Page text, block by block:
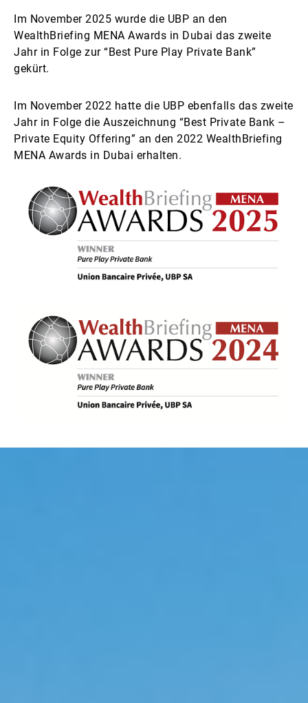
Im November 2025 wurde die UBP an den
WealthBriefing MENA Awards in Dubai das zweite
Jahr in Folge zur “Best Pure Play Private Bank”
gekürt.
Im November 2022 hatte die UBP ebenfalls das zweite
Jahr in Folge die Auszeichnung “Best Private Bank –
Private Equity Offering” an den 2022 WealthBriefing
MENA Awards in Dubai erhalten.